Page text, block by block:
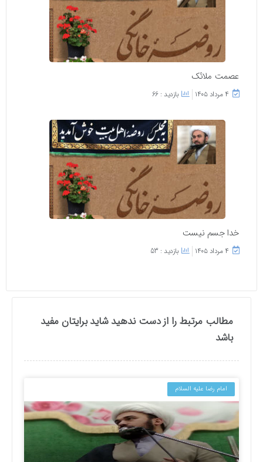
عصمت ملائک
۴ مرداد ۱۴۰۵ بازدید : 66
خدا جسم نیست
۴ مرداد ۱۴۰۵ بازدید : 53
مطالب مرتبط را از دست ندهید شاید برایتان مفید
باشد
امام رضا علیه السلام